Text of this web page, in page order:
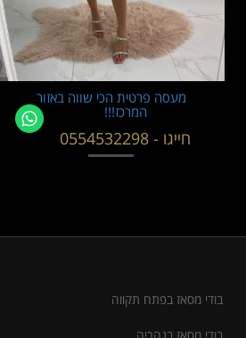
מעסה פרטית הכי שווה באזור
המרכז!!!
חייגו - 0554532298
בודי מסאז בפתח תקווה